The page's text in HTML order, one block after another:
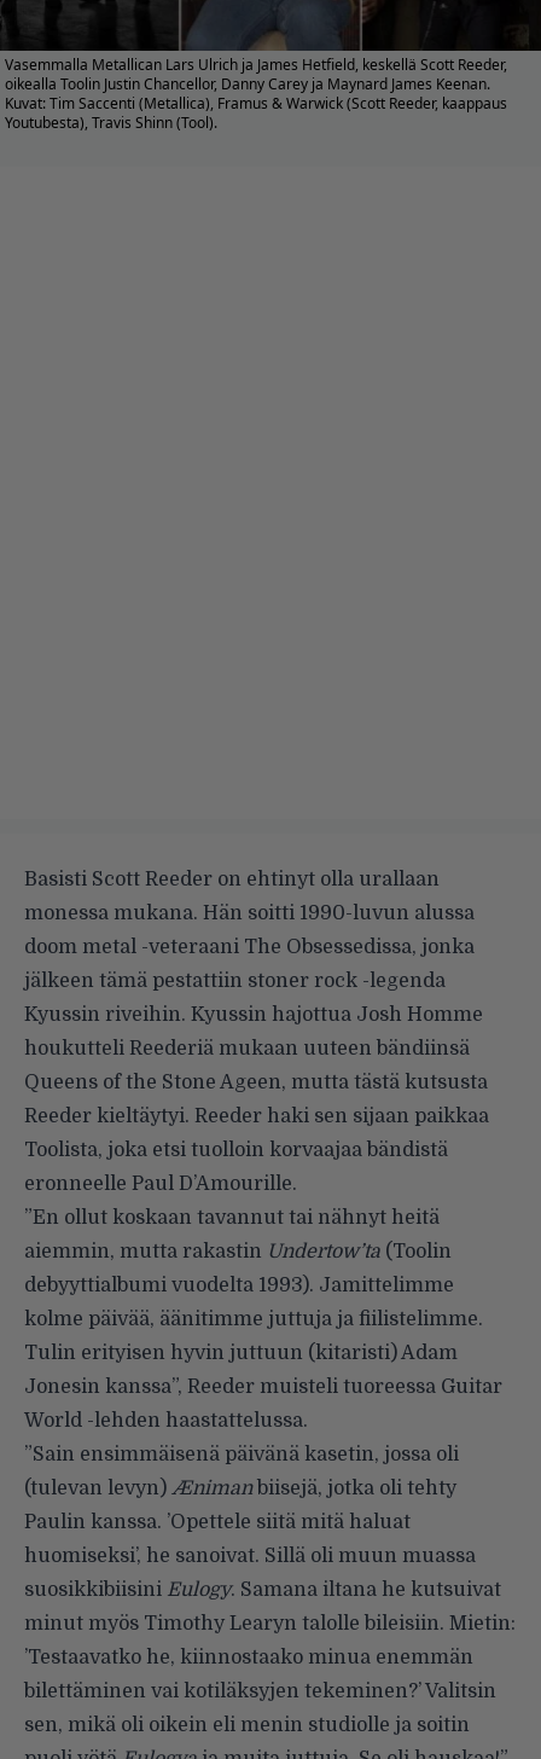
Vasemmalla Metallican Lars Ulrich ja James Hetfield, keskellä Scott Reeder,
oikealla Toolin Justin Chancellor, Danny Carey ja Maynard James Keenan.
Kuvat: Tim Saccenti (Metallica), Framus & Warwick (Scott Reeder, kaappaus
Youtubesta), Travis Shinn (Tool).
Basisti Scott Reeder on ehtinyt olla urallaan
monessa mukana. Hän soitti 1990-luvun alussa
doom metal -veteraani The Obsessedissa, jonka
jälkeen tämä pestattiin stoner rock -legenda
Kyussin riveihin. Kyussin hajottua Josh Homme
houkutteli Reederiä mukaan uuteen bändiinsä
Queens of the Stone Ageen, mutta tästä kutsusta
Reeder kieltäytyi. Reeder haki sen sijaan paikkaa
Toolista, joka etsi tuolloin korvaajaa bändistä
eronneelle Paul D’Amourille.
”En ollut koskaan tavannut tai nähnyt heitä
aiemmin, mutta rakastin Undertow’ta (Toolin
debyyttialbumi vuodelta 1993). Jamittelimme
kolme päivää, äänitimme juttuja ja fiilistelimme.
Tulin erityisen hyvin juttuun (kitaristi) Adam
Jonesin kanssa”, Reeder muisteli tuoreessa Guitar
World -lehden haastattelussa.
”Sain ensimmäisenä päivänä kasetin, jossa oli
(tulevan levyn) Æniman biisejä, jotka oli tehty
Paulin kanssa. ’Opettele siitä mitä haluat
huomiseksi’, he sanoivat. Sillä oli muun muassa
suosikkibiisini Eulogy. Samana iltana he kutsuivat
minut myös Timothy Learyn talolle bileisiin. Mietin:
’Testaavatko he, kiinnostaako minua enemmän
bilettäminen vai kotiläksyjen tekeminen?’ Valitsin
sen, mikä oli oikein eli menin studiolle ja soitin